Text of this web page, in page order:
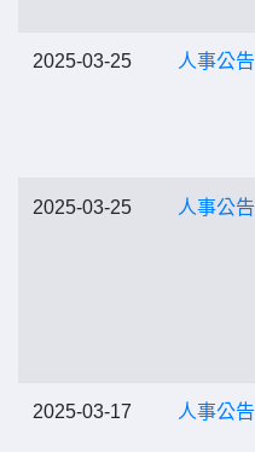
2025-03-25 人事公告
2025-03-25 人事公告
2025-03-17 人事公告